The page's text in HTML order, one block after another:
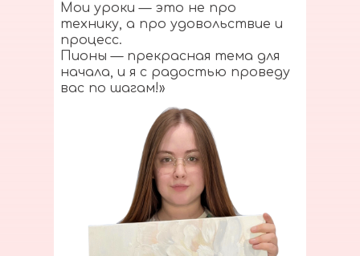
Мои уроки — это не про
технику, а про удовольствие и
процесс.
Пионы — прекрасная тема для
начала, и я с радостью проведу
вас по шагам!»